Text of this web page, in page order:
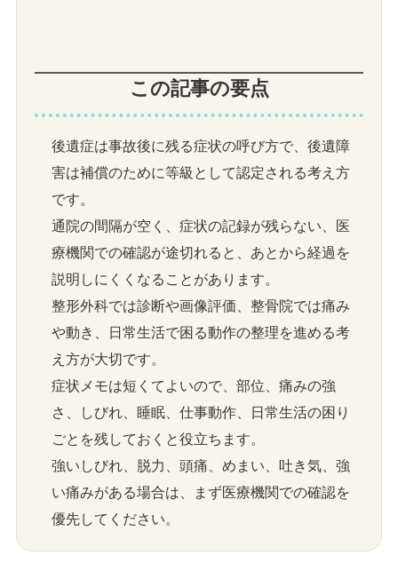
この記事の要点
後遺症は事故後に残る症状の呼び方で、後遺障
害は補償のために等級として認定される考え方
です。
通院の間隔が空く、症状の記録が残らない、医
療機関での確認が途切れると、あとから経過を
説明しにくくなることがあります。
整形外科では診断や画像評価、整骨院では痛み
や動き、日常生活で困る動作の整理を進める考
え方が大切です。
症状メモは短くてよいので、部位、痛みの強
さ、しびれ、睡眠、仕事動作、日常生活の困り
ごとを残しておくと役立ちます。
強いしびれ、脱力、頭痛、めまい、吐き気、強
い痛みがある場合は、まず医療機関での確認を
優先してください。